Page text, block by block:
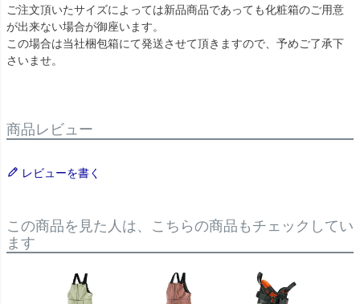
ご注文頂いたサイズによっては新品商品であっても化粧箱のご用意
が出来ない場合が御座います。
この場合は当社梱包箱にて発送させて頂きますので、予めご了承下
さいませ。
商品レビュー
レビューを書く
この商品を見た人は、こちらの商品もチェックしてい
ます